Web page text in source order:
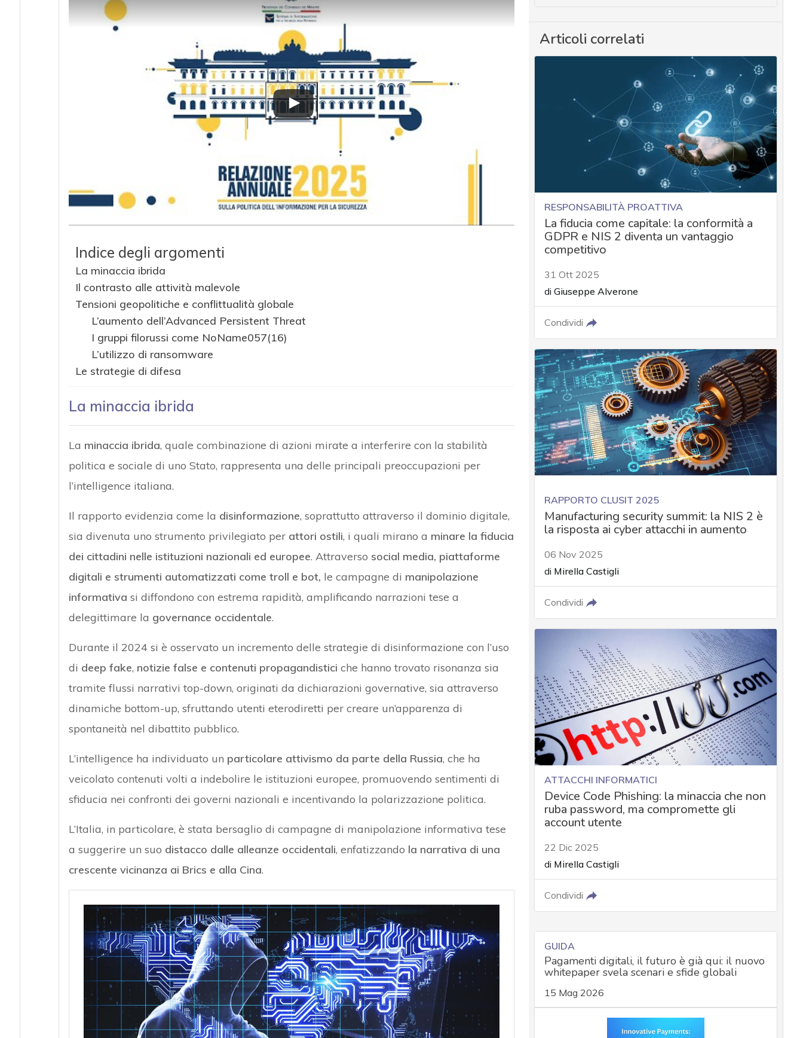
Indice degli argomenti
La minaccia ibrida
Il contrasto alle attività malevole
Tensioni geopolitiche e conflittualità globale
L’aumento dell’Advanced Persistent Threat
I gruppi filorussi come NoName057(16)
L’utilizzo di ransomware
Le strategie di difesa
La minaccia ibrida
La minaccia ibrida, quale combinazione di azioni mirate a interferire con la stabilità
politica e sociale di uno Stato, rappresenta una delle principali preoccupazioni per
l’intelligence italiana.
Il rapporto evidenzia come la disinformazione, soprattutto attraverso il dominio digitale,
sia divenuta uno strumento privilegiato per attori ostili, i quali mirano a minare la fiducia
dei cittadini nelle istituzioni nazionali ed europee. Attraverso social media, piattaforme
digitali e strumenti automatizzati come troll e bot, le campagne di manipolazione
informativa si diffondono con estrema rapidità, amplificando narrazioni tese a
delegittimare la governance occidentale.
Durante il 2024 si è osservato un incremento delle strategie di disinformazione con l’uso
di deep fake, notizie false e contenuti propagandistici che hanno trovato risonanza sia
tramite flussi narrativi top-down, originati da dichiarazioni governative, sia attraverso
dinamiche bottom-up, sfruttando utenti eterodiretti per creare un’apparenza di
spontaneità nel dibattito pubblico.
L’intelligence ha individuato un particolare attivismo da parte della Russia, che ha
veicolato contenuti volti a indebolire le istituzioni europee, promuovendo sentimenti di
sfiducia nei confronti dei governi nazionali e incentivando la polarizzazione politica.
L’Italia, in particolare, è stata bersaglio di campagne di manipolazione informativa tese
a suggerire un suo distacco dalle alleanze occidentali, enfatizzando la narrativa di una
crescente vicinanza ai Brics e alla Cina.
Articoli correlati
RESPONSABILITÀ PROATTIVA
La fiducia come capitale: la conformità a
GDPR e NIS 2 diventa un vantaggio
competitivo
31 Ott 2025
di Giuseppe Alverone
Condividi
RAPPORTO CLUSIT 2025
Manufacturing security summit: la NIS 2 è
la risposta ai cyber attacchi in aumento
06 Nov 2025
di Mirella Castigli
Condividi
ATTACCHI INFORMATICI
Device Code Phishing: la minaccia che non
ruba password, ma compromette gli
account utente
22 Dic 2025
di Mirella Castigli
Condividi
GUIDA
Pagamenti digitali, il futuro è già qui: il nuovo
whitepaper svela scenari e sfide globali
15 Mag 2026